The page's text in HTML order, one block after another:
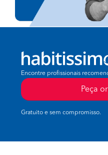
Encontre profissionais
Peça
Gratuito e sem compromisso.